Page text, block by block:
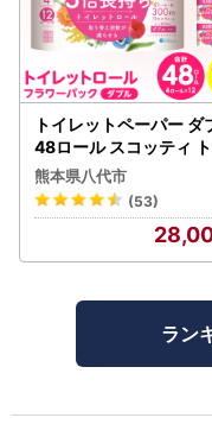
トイレットペーパー ダ
48ロール スコッティ
レット
熊本県八代市
(53)
ラン